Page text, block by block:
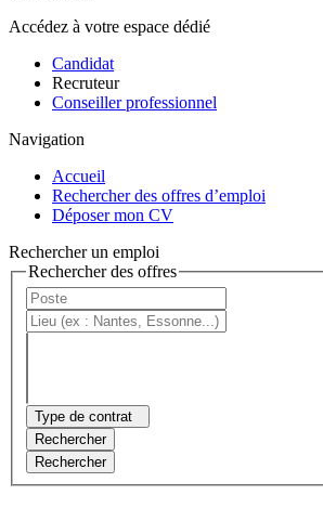
Accédez à votre espace dédié
Candidat
Recruteur
Conseiller professionnel
Navigation
Accueil
Rechercher des offres d’emploi
Déposer mon CV
Rechercher un emploi
Rechercher des offres
Type de contrat
Rechercher
Rechercher